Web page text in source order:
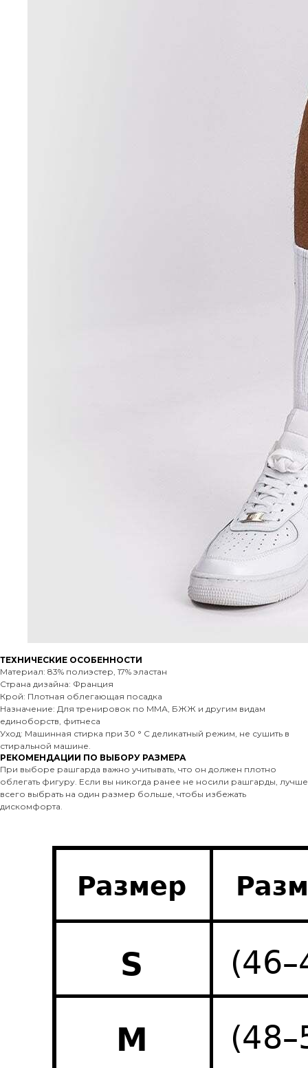
ТЕХНИЧЕСКИЕ ОСОБЕННОСТИ
Материал: 83% полиэстер, 17% эластан
Страна дизайна: Франция
Крой: Плотная облегающая посадка
Назначение: Для тренировок по ММА, БЖЖ и другим видам
единоборств, фитнеса
Уход: Машинная стирка при 30 ° C деликатный режим, не сушить в
стиральной машине.
РЕКОМЕНДАЦИИ ПО ВЫБОРУ РАЗМЕРА
При выборе рашгарда важно учитывать, что он должен плотно
облегать фигуру. Если вы никогда ранее не носили рашгарды, лучше
всего выбрать на один размер больше, чтобы избежать
дискомфорта.